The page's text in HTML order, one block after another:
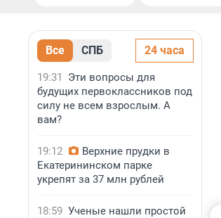
Все СПБ 24 часа
19:31
Эти вопросы для
будущих первоклассников под
силу не всем взрослым. А
вам?
19:12
Верхние прудки в
Екатерининском парке
укрепят за 37 млн рублей
18:59 Ученые нашли простой